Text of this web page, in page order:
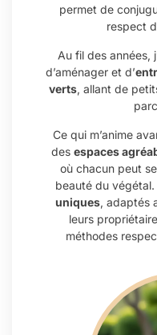
permet de
respect
Au fil des années,
d’aménager et d’
verts, allant de
Ce qui m’anime
des espaces
où chacun peut
beauté du végétal.
uniques, adaptés
leurs
méthodes